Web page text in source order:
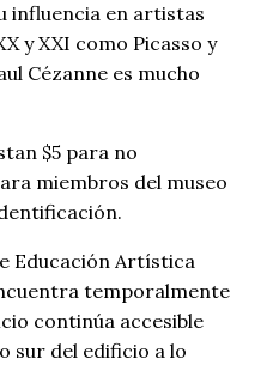
influencia en artistas
y XXI como Picasso y
Cézanne es mucho
$5 para no
miembros del museo
Educación Artística
temporalmente
continúa accesible
sur del edificio a lo